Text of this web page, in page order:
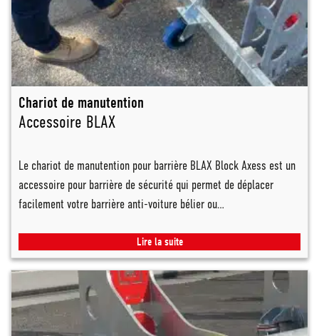
Chariot de manutention
Accessoire BLAX
Le chariot de manutention pour barrière BLAX Block Axess est un
accessoire pour barrière de sécurité qui permet de déplacer
facilement votre barrière anti-voiture bélier ou…
Lire la suite